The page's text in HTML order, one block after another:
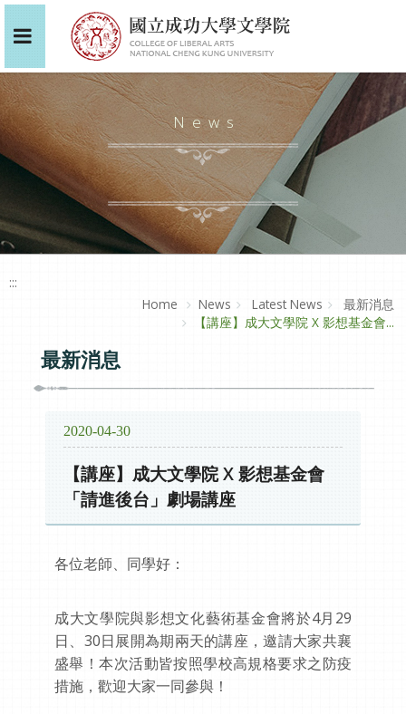
News
:::
Home
News Latest News
最新消息
【講座】成大文學院 X 影想基金會...
最新消息
2020-04-30
【講座】成大文學院 X 影想基金會
「請進後台」劇場講座
各位老師、同學好：
成大文學院與影想文化藝術基金會將於4月29
日、30日展開為期兩天的講座，邀請大家共襄
盛舉！本次活動皆按照學校高規格要求之防疫
措施，歡迎大家一同參與！